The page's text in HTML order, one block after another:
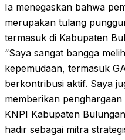
Ia menegaskan bahwa
merupakan tulang
termasuk di Kabupaten
“Saya sangat bangga
kepemudaan, termasuk
berkontribusi aktif. Saya
memberikan penghargaan
KNPI Kabupaten
hadir sebagai mitra